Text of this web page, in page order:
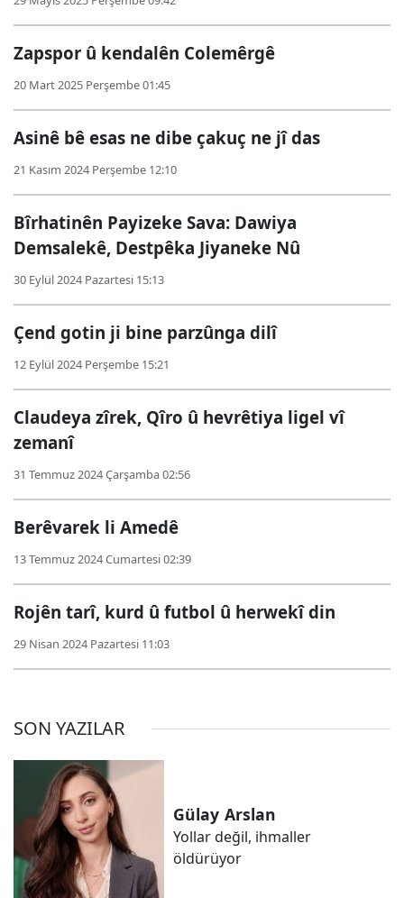
Zapspor û kendalên Colemêrgê
20 Mart 2025 Perşembe 01:45
Asinê bê esas ne dibe çakuç ne jî das
21 Kasım 2024 Perşembe 12:10
Bîrhatinên Payizeke Sava: Dawiya
Demsalekê, Destpêka Jiyaneke Nû
30 Eylül 2024 Pazartesi 15:13
Çend gotin ji bine parzûnga dilî
12 Eylül 2024 Perşembe 15:21
Claudeya zîrek, Qîro û hevrêtiya ligel vî
zemanî
31 Temmuz 2024 Çarşamba 02:56
Berêvarek li Amedê
13 Temmuz 2024 Cumartesi 02:39
Rojên tarî, kurd û futbol û herwekî din
29 Nisan 2024 Pazartesi 11:03
SON YAZILAR
Gülay Arslan
Yollar değil, ihmaller
öldürüyor